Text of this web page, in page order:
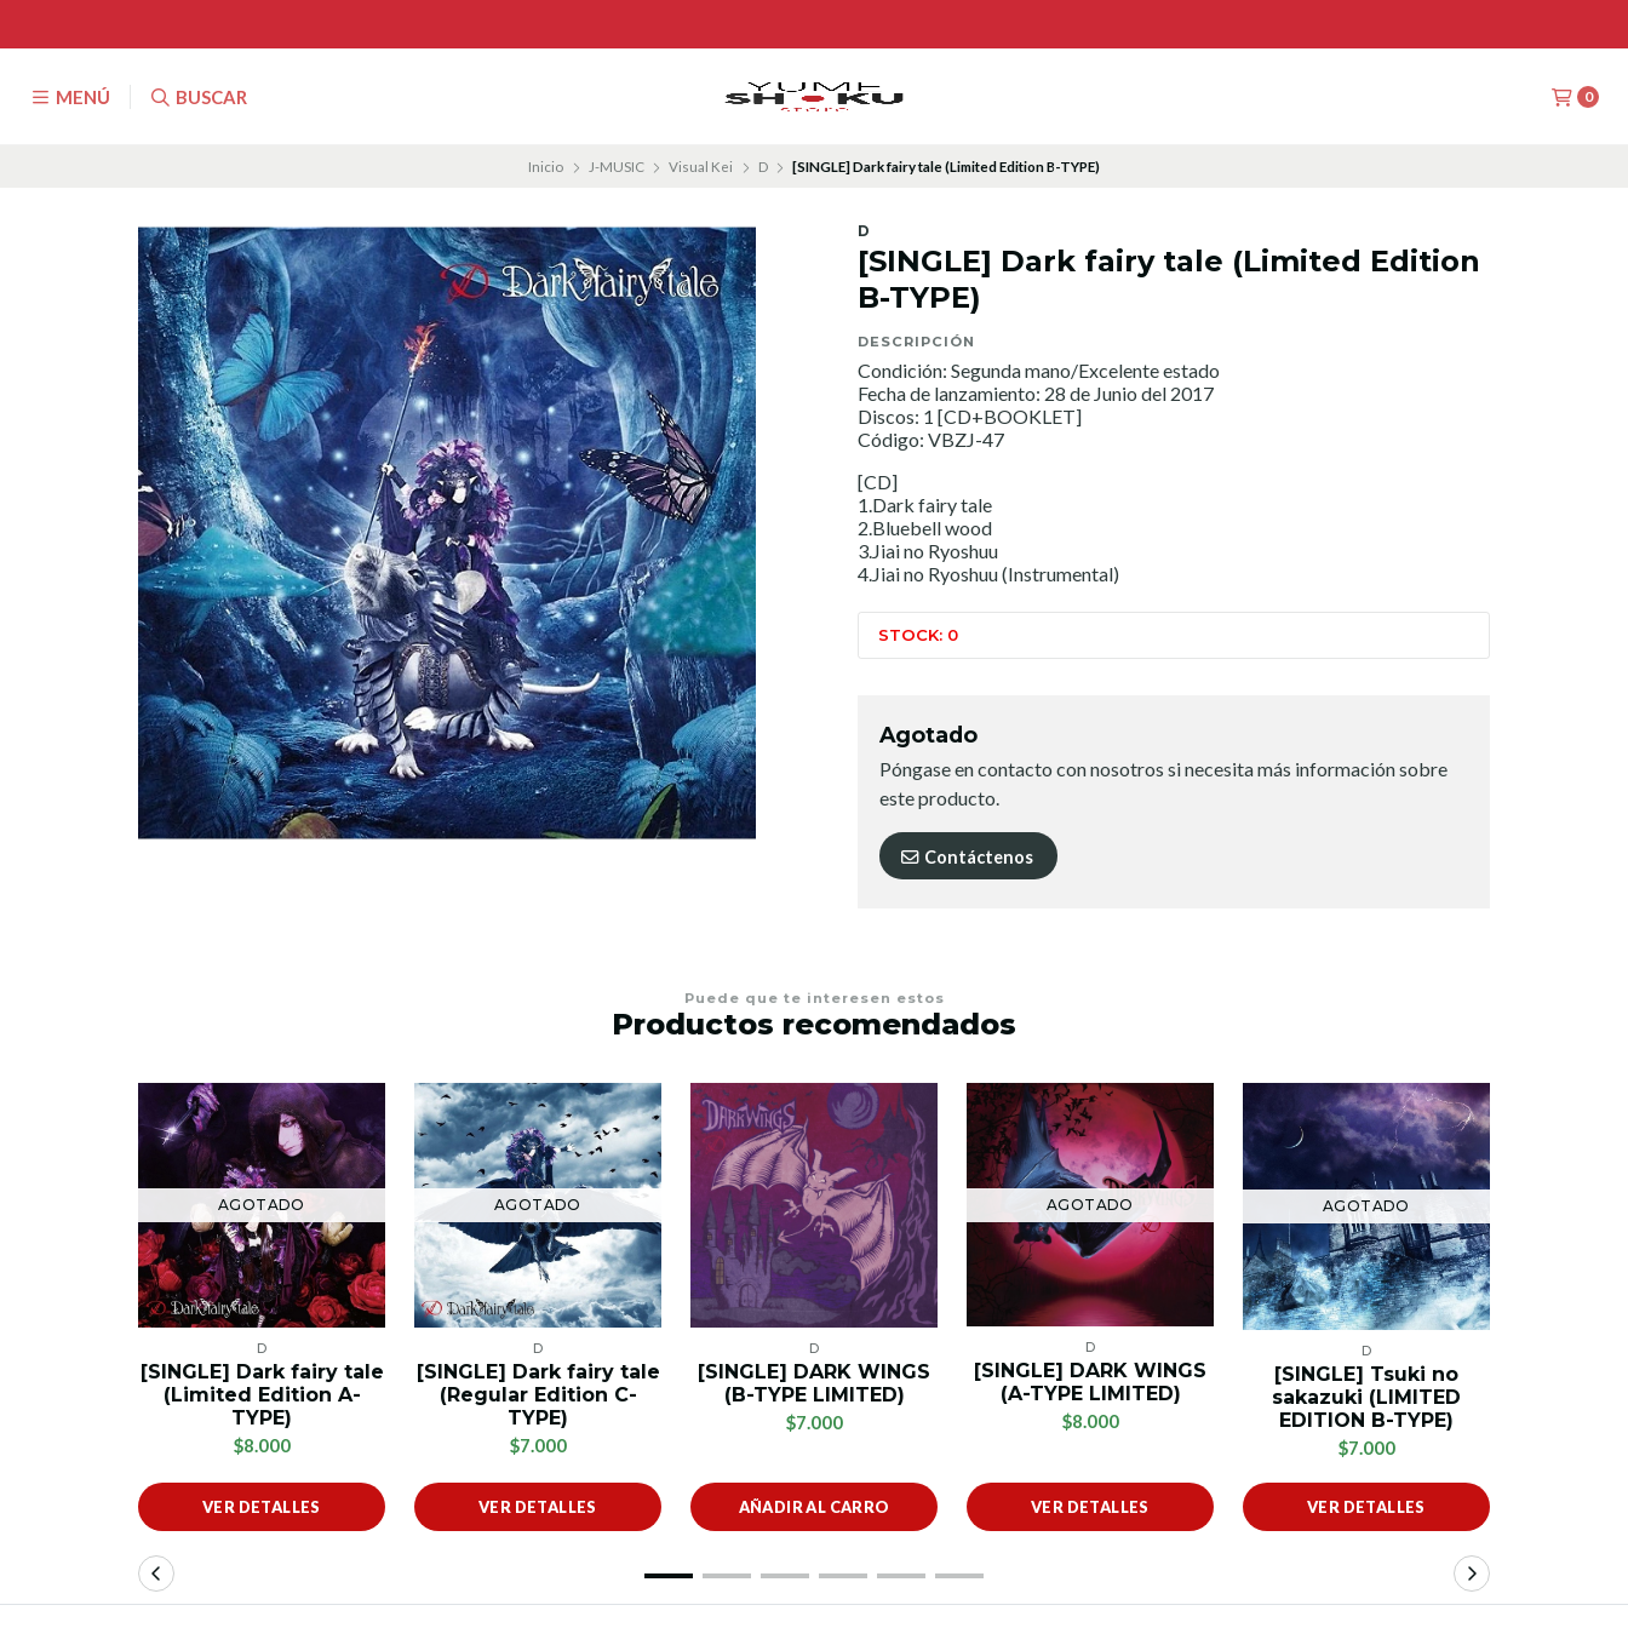
MENÚ BUSCAR 0
Inicio J-MUSIC Visual Kei D [SINGLE] Dark fairy tale (Limited Edition B-TYPE)
D
[SINGLE] Dark fairy tale (Limited Edition
B-TYPE)
DESCRIPCIÓN
Condición: Segunda mano/Excelente estado
Fecha de lanzamiento: 28 de Junio del 2017
Discos: 1 [CD+BOOKLET]
Código: VBZJ-47
[CD]
1.Dark fairy tale
2.Bluebell wood
3.Jiai no Ryoshuu
4.Jiai no Ryoshuu (Instrumental)
STOCK: 0
Agotado
Póngase en contacto con nosotros si necesita más información sobre
este producto.
Contáctenos
Puede que te interesen estos
Productos recomendados
AGOTADO
D
[SINGLE] Dark fairy tale
(Limited Edition A-
TYPE)
$8.000
VER DETALLES
AGOTADO
D
[SINGLE] Dark fairy tale
(Regular Edition C-
TYPE)
$7.000
VER DETALLES
D
[SINGLE] DARK WINGS
(B-TYPE LIMITED)
$7.000
AÑADIR AL CARRO
AGOTADO
D
[SINGLE] DARK WINGS
(A-TYPE LIMITED)
$8.000
VER DETALLES
AGOTADO
D
[SINGLE] Tsuki no
sakazuki (LIMITED
EDITION B-TYPE)
$7.000
VER DETALLES